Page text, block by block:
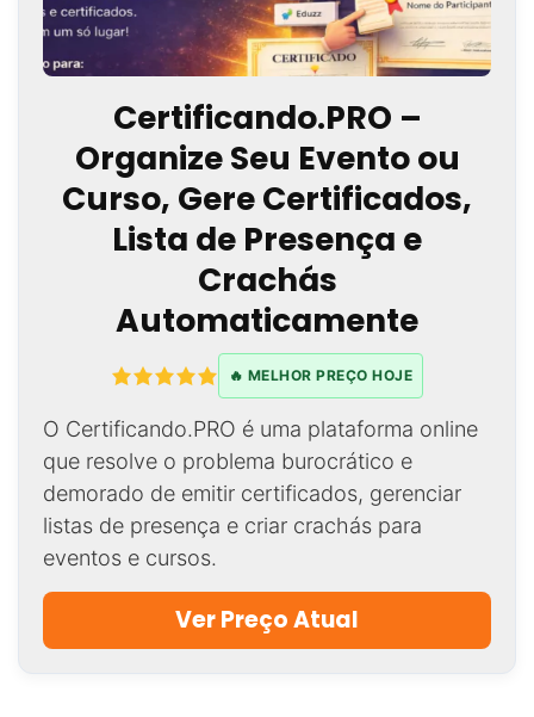
Certificando.PRO –
Organize Seu Evento ou
Curso, Gere Certificados,
Lista de Presença e
Crachás
Automaticamente
🔥 MELHOR PREÇO HOJE
O Certificando.PRO é uma plataforma online
que resolve o problema burocrático e
demorado de emitir certificados, gerenciar
listas de presença e criar crachás para
eventos e cursos.
Ver Preço Atual